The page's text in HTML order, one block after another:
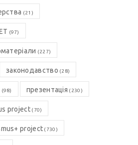
(21)
(97)
(227)
законодавство (28)
(98) презентація (230)
project(70)
project (730)